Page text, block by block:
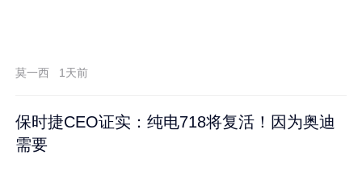
莫一西 1天前
保时捷CEO证实：纯电718将复活！因为奥迪
需要